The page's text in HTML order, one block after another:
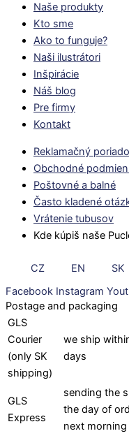
Naše produkty
Kto sme
Ako to funguje?
Naši ilustrátori
Inšpirácie
Náš blog
Pre firmy
Kontakt
Reklamačný
Obchodné
Poštovné a balné
Často kladené
Vrátenie tubusov
Kde kúpiš naše
CZ EN
SK
Facebook Instagram
Postage and packaging
GLS
Courier
(only SK
shipping)
we ship
days
GLS
Express
sending the
the day of
next